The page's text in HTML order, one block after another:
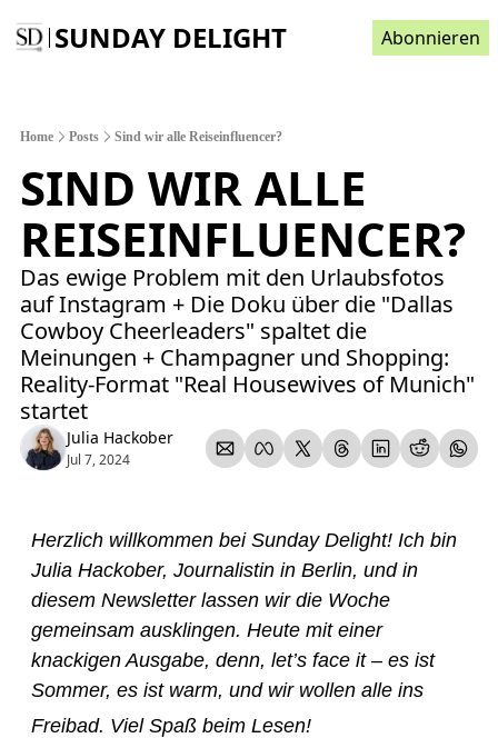
SUNDAY DELIGHT Abonnieren
Home Posts Sind wir alle Reiseinfluencer?
SIND WIR ALLE
REISEINFLUENCER?
Das ewige Problem mit den Urlaubsfotos
auf Instagram + Die Doku über die "Dallas
Cowboy Cheerleaders" spaltet die
Meinungen + Champagner und Shopping:
Reality-Format "Real Housewives of Munich"
startet
Julia Hackober
Jul 7, 2024
Herzlich willkommen bei Sunday Delight! Ich bin
Julia Hackober, Journalistin in Berlin, und in
diesem Newsletter lassen wir die Woche
gemeinsam ausklingen. Heute mit einer
knackigen Ausgabe, denn, let’s face it – es ist
Sommer, es ist warm, und wir wollen alle ins
Freibad. Viel Spaß beim Lesen!